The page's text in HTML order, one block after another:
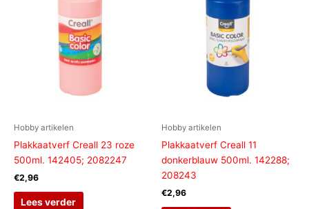
Hobby artikelen
Plakkaatverf Creall 23 roze
500ml. 142405; 2082247
€2,96
Lees verder
Hobby artikelen
Plakkaatverf Creall 11
donkerblauw 500ml. 142288;
208243
€2,96